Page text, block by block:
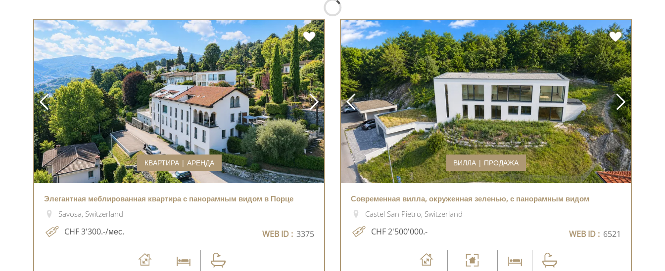
КВАРТИРА | АРЕНДА
Элегантная меблированная квартира с панорамным видом в Порце
Savosa, Switzerland
CHF 3'300.-/мес. WEB ID : 3375
ВИЛЛА | ПРОДАЖА
Современная вилла, окруженная зеленью, с панорамным видом
Castel San Pietro, Switzerland
CHF 2'500'000.- WEB ID : 6521